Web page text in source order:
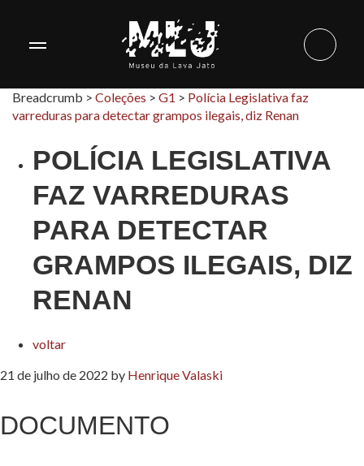
Breadcrumb > Coleções > G1 > Polícia Legislativa faz
varreduras para detectar grampos ilegais, diz Renan
POLÍCIA LEGISLATIVA
FAZ VARREDURAS
PARA DETECTAR
GRAMPOS ILEGAIS, DIZ
RENAN
voltar
21 de julho de 2022 by Henrique Valaski
DOCUMENTO